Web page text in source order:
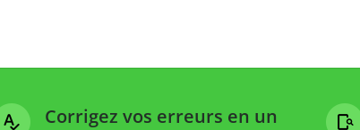
Corrigez vos erreurs en un